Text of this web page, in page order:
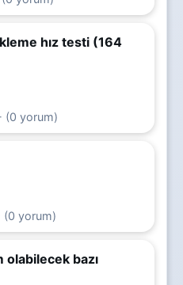
hız testi (164
(0 yorum)
(0 yorum)
olabilecek bazı